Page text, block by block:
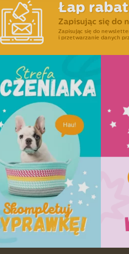
Łap
Zapisując się do
Zapisując się do
i przetwarzanie danych